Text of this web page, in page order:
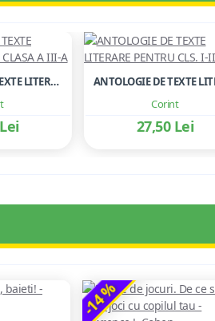
ANTOLOGIE DE TEXTE LITERARE PENTRU CLASA A III-A
Corint
27,50 Lei
-14 %